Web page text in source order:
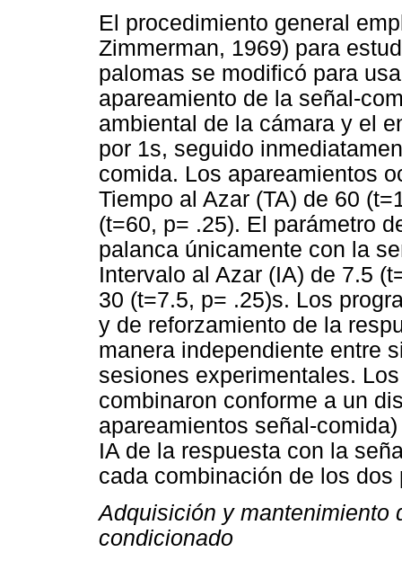
El procedimiento general
Zimmerman, 1969) para
palomas se modificó para
apareamiento de la señal-
ambiental de la cámara y el
por 1s, seguido
comida. Los apareamientos
Tiempo al Azar (TA) de 60
(t=60, p= .25). El parámetro
palanca únicamente con la
Intervalo al Azar (IA) de 7.5
30 (t=7.5, p= .25)s. Los
y de reforzamiento de la
manera independiente entre
sesiones experimentales.
combinaron conforme a un
apareamientos señal-
IA de la respuesta con la
cada combinación de los dos
Adquisición y mantenimiento
condicionado